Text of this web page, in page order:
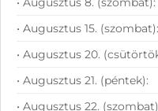
11)
1 299 000Ft
Acer Aspire
226 900Ft
• Augusztus 15. (szombat):
• Augusztus 20.
• Augusztus 21. (péntek):
• Augusztus 22.